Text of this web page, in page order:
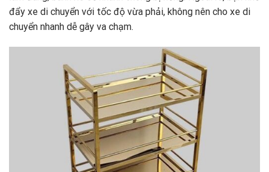
đẩy xe di chuyển với tốc độ vừa phải, không nên cho xe di
chuyển nhanh dễ gây va chạm.